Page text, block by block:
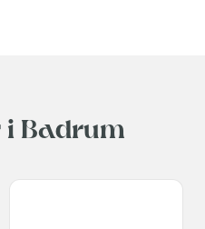
i Badrum